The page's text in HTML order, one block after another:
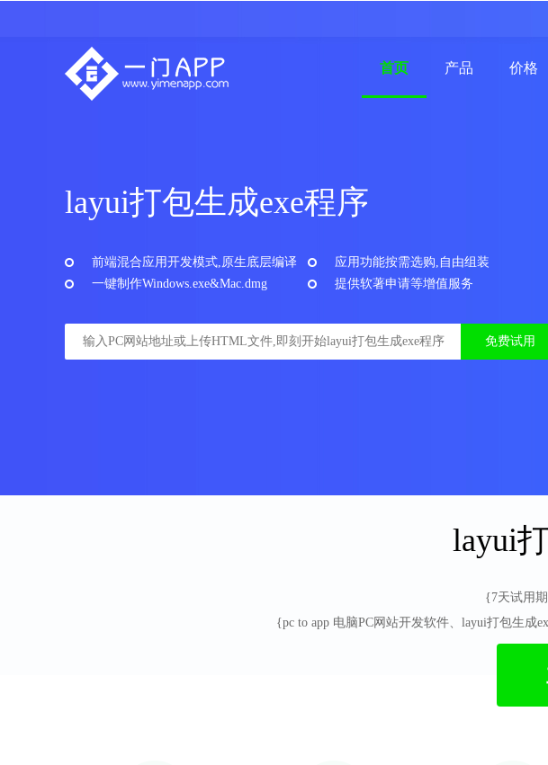
首页 产品 价格
layui打包生成exe程序
前端混合应用开发模式,原生底层编译
应用功能按需选购,自由组装
一键制作Windows.exe&Mac.dmg
提供软著申请等增值服务
免费试用
layui
{7天试用
{pc to app 电脑PC网站开发软件、layui打包生成